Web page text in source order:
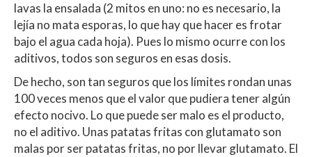
lavas la ensalada (2 mitos en uno: no es necesario, la
lejía no mata esporas, lo que hay que hacer es frotar
bajo el agua cada hoja). Pues lo mismo ocurre con los
aditivos, todos son seguros en esas dosis.
De hecho, son tan seguros que los límites rondan unas
100 veces menos que el valor que pudiera tener algún
efecto nocivo. Lo que puede ser malo es el producto,
no el aditivo. Unas patatas fritas con glutamato son
malas por ser patatas fritas, no por llevar glutamato. El